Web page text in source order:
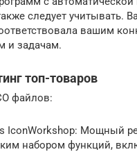
следует учитывать.
вашим
и задачам.
топ-товаров
файлов:
IconWorkshop: Мощный
набором функций,